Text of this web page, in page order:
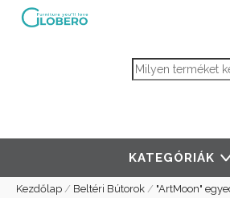
Products search
KATEGÓRIÁK
Kezdőlap / Beltéri Bútorok / "ArtMoon"